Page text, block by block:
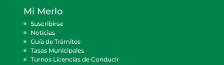
Mi Merlo
Suscribirse
Noticias
Guía de Trámites
Tasas Municipales
Turnos Licencias de Conducir